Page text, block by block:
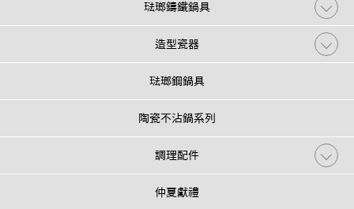
琺瑯鑄鐵鍋具
造型瓷器
琺瑯鋼鍋具
陶瓷不沾鍋系列
調理配件
仲夏獻禮